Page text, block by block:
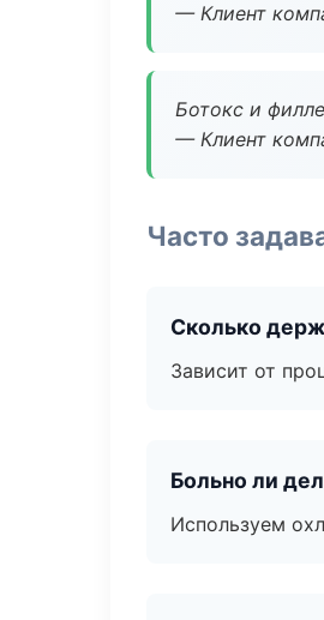
— Клиент
Ботокс и
— Клиент
Часто
Сколько
Зависит от
Больно ли
Используем